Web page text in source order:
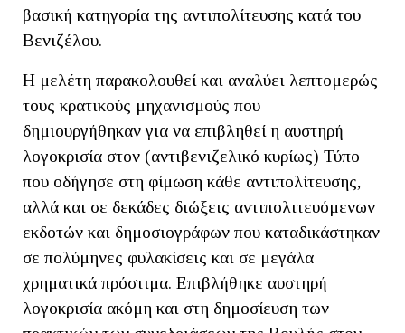
βασική κατηγορία της αντιπολίτευσης κατά του
Βενιζέλου.
Η μελέτη παρακολουθεί και αναλύει λεπτομερώς
τους κρατικούς μηχανισμούς που
δημιουργήθηκαν για να επιβληθεί η αυστηρή
λογοκρισία στον (αντιβενιζελικό κυρίως) Τύπο
που οδήγησε στη φίμωση κάθε αντιπολίτευσης,
αλλά και σε δεκάδες διώξεις αντιπολιτευόμενων
εκδοτών και δημοσιογράφων που καταδικάστηκαν
σε πολύμηνες φυλακίσεις και σε μεγάλα
χρηματικά πρόστιμα. Επιβλήθηκε αυστηρή
λογοκρισία ακόμη και στη δημοσίευση των